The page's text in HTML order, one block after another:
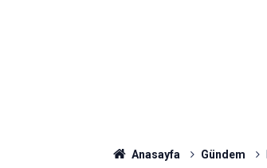
Anasayfa Gündem